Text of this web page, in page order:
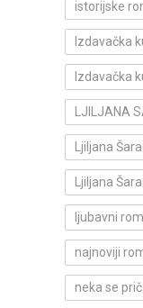
istorijske
Izdavačka
Izdavačka
LJILJANA
Ljiljana
Ljiljana
ljubavni
najnoviji
neka se